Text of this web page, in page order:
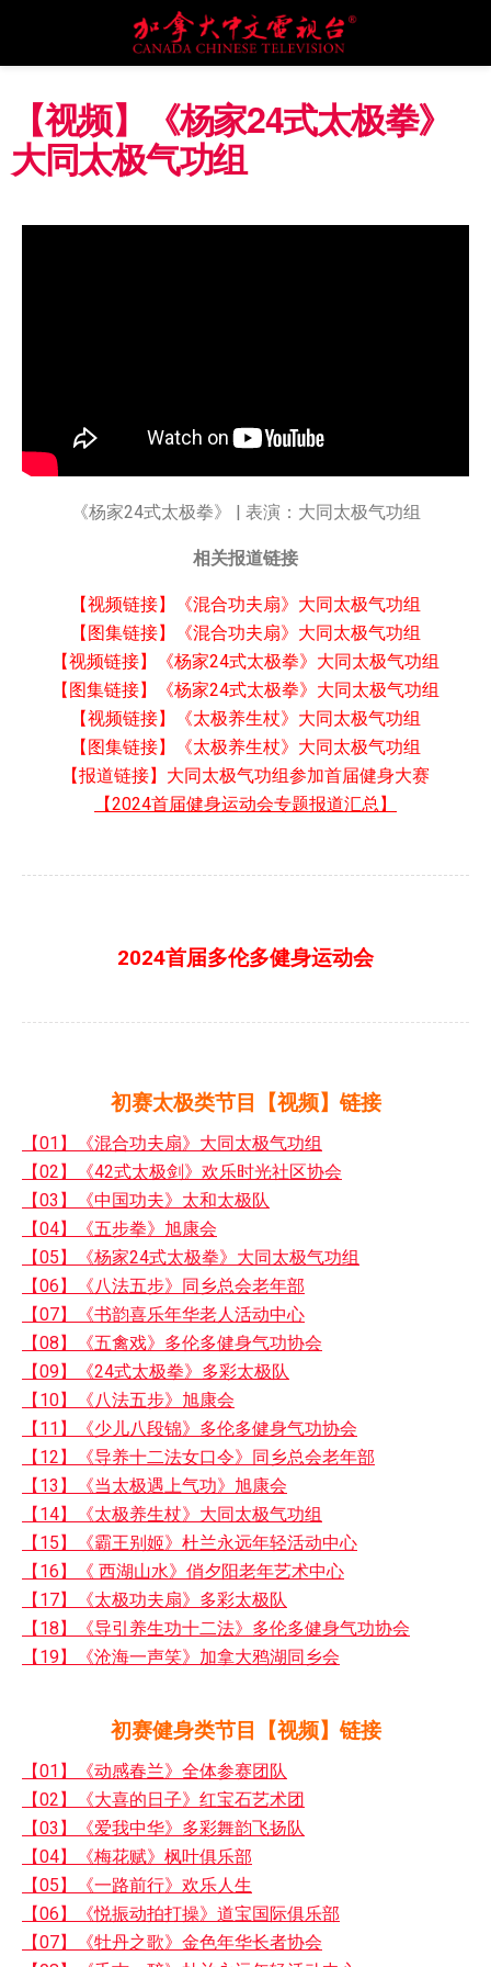
【视频】《杨家24式太极拳》
大同太极气功组
《杨家24式太极拳》 | 表演：大同太极气功组
相关报道链接
【视频链接】《混合功夫扇》大同太极气功组
【图集链接】《混合功夫扇》大同太极气功组
【视频链接】《杨家24式太极拳》大同太极气功组
【图集链接】《杨家24式太极拳》大同太极气功组
【视频链接】《太极养生杖》大同太极气功组
【图集链接】《太极养生杖》大同太极气功组
【报道链接】大同太极气功组参加首届健身大赛
【2024首届健身运动会专题报道汇总】
2024首届多伦多健身运动会
初赛太极类节目【视频】链接
【01】《混合功夫扇》大同太极气功组
【02】《42式太极剑》欢乐时光社区协会
【03】《中国功夫》太和太极队
【04】《五步拳》旭康会
【05】《杨家24式太极拳》大同太极气功组
【06】《八法五步》同乡总会老年部
【07】《书韵喜乐年华老人活动中心
【08】《五禽戏》多伦多健身气功协会
【09】《24式太极拳》多彩太极队
【10】《八法五步》旭康会
【11】《少儿八段锦》多伦多健身气功协会
【12】《导养十二法女口令》同乡总会老年部
【13】《当太极遇上气功》旭康会
【14】《太极养生杖》大同太极气功组
【15】《霸王别姬》杜兰永远年轻活动中心
【16】《 西湖山水》俏夕阳老年艺术中心
【17】《太极功夫扇》多彩太极队
【18】《导引养生功十二法》多伦多健身气功协会
【19】《沧海一声笑》加拿大鸦湖同乡会
初赛健身类节目【视频】链接
【01】《动感春兰》全体参赛团队
【02】《大喜的日子》红宝石艺术团
【03】《爱我中华》多彩舞韵飞扬队
【04】《梅花赋》枫叶俱乐部
【05】《一路前行》欢乐人生
【06】《悦振动拍打操》道宝国际俱乐部
【07】《牡丹之歌》金色年华长者协会